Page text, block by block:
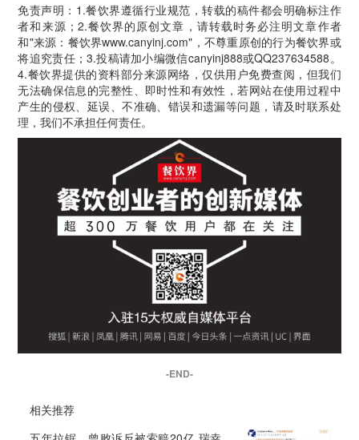
免责声明：1.餐饮界遵循行业规范，转载的稿件都会明确标注作
者和来源；2.餐饮界的原创文章，请转载时务必注明文章作者
和"来源：餐饮界www.canyinj.com"，不尊重原创的行为餐饮界或
将追究责任；3.投稿请加小编微信canyinj888或QQ237634588。
4.餐饮界提供的资料部分来源网络，仅供用户免费查阅，但我们
无法确保信息的完整性、即时性和有效性，若网站在使用过程中
产生的侵权、延误、不准确、错误和遗漏等问题，请及时联系处
理，我们不承担任何责任。
-END-
相关推荐